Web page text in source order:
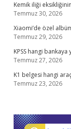
Kemik iliği
Temmuz 30, 2026
Xiaomi’de özel
Temmuz 29, 2026
KPSS hangi bankaya
Temmuz 27, 2026
K1 belgesi hangi
Temmuz 23, 2026